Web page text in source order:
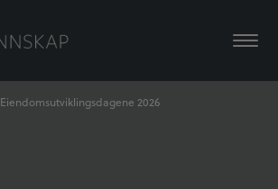
Eiendomsutviklingsdagene 2026